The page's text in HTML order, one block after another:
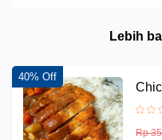
Lebih
40% Off
Rp